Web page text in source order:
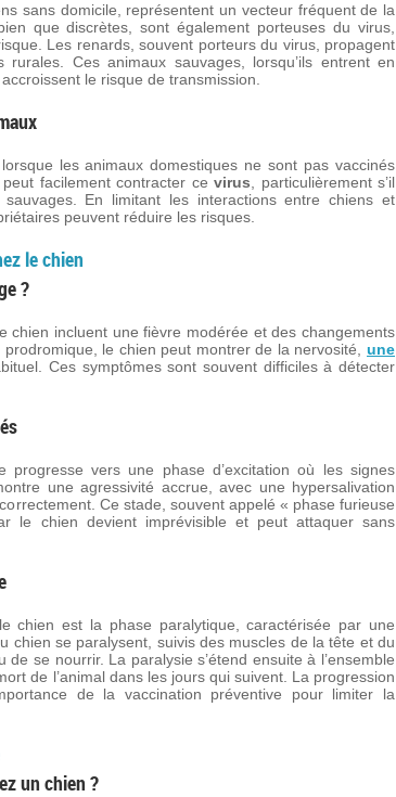
sans domicile, représentent un vecteur fréquent de la
que discrètes, sont également porteuses du virus,
Les renards, souvent porteurs du virus, propagent
Ces animaux sauvages, lorsqu’ils entrent en
le risque de transmission.
les animaux domestiques ne sont pas vaccinés
facilement contracter cevirus , particulièrement s’il
En limitant les interactions entre chiens et
peuvent réduire les risques.
le chien
?
chien incluent une fièvre modérée et des changements
le chien peut montrer de la nervosité, une
Ces symptômes sont souvent difficiles à détecter
vers une phase d’excitation où les signes
une agressivité accrue, avec une hypersalivation
Ce stade, souvent appelé « phase furieuse
le chien devient imprévisible et peut attaquer sans
chien est la phase paralytique, caractérisée par une
chien se paralysent, suivis des muscles de la tête et du
se nourrir. La paralysie s’étend ensuite à l’ensemble
de l’animal dans les jours qui suivent. La progression
de la vaccination préventive pour limiter la
un chien ?